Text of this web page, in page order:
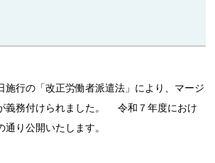
施行の「改正労働者派遣法」により、マージ
義務付けられました。 令和７年度におけ
り公開いたします。